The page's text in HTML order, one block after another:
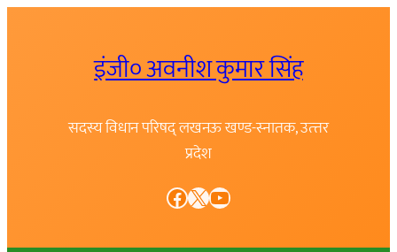
इंजी० अवनीश कुमार सिंह
सदस्य विधान परिषद् लखनऊ खण्ड-स्नातक, उत्त्तर
प्रदेश
Facebook X YouTube